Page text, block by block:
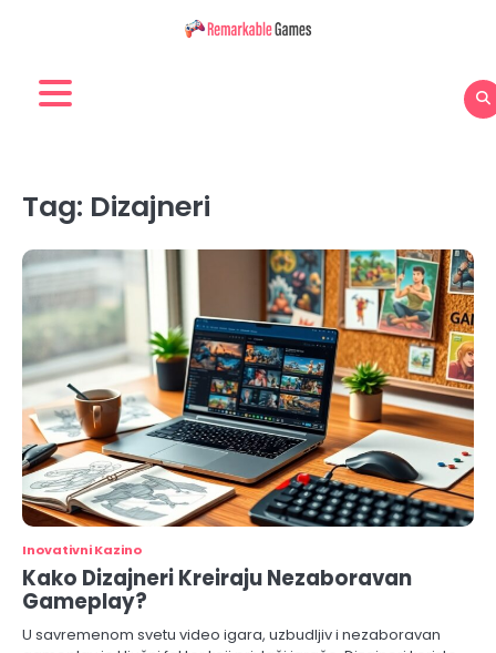
Tag: Dizajneri
Inovativni Kazino
Kako Dizajneri Kreiraju Nezaboravan
Gameplay?
U savremenom svetu video igara, uzbudljiv i nezaboravan